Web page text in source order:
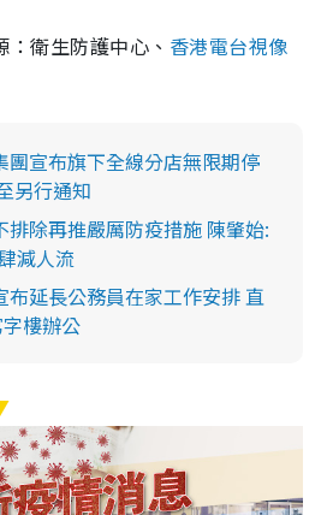
衛生防護中心、 香港電台視像
團宣布旗下全線分店無限期停
另行通知
排除再推嚴厲防疫措施 陳肇始:
減人流
布延長公務員在家工作安排 直
樓辦公